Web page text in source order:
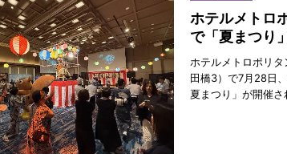
ホテルメトロ
で「夏まつ
ホテルメトロポリ
田橋3）で7月28日
夏まつり」が開催さ